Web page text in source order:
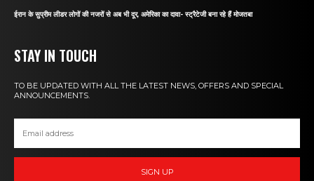
ईरान के सुप्रीम लीडर लोगों की नजरों से अब भी दूर, अमेरिका का दावा- स्ट्रैटेजी बना रहे हैं मोजतबा
STAY IN TOUCH
TO BE UPDATED WITH ALL THE LATEST NEWS, OFFERS AND SPECIAL
ANNOUNCEMENTS.
SIGN UP